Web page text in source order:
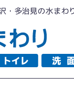
・多治見の水まわ